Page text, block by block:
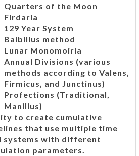
Quarters of the Moon
Firdaria
129 Year System
Balbillus method
Lunar Monomoiria
Annual Divisions (various
methods according to Valens,
Firmicus, and Junctinus)
Profections (Traditional,
Manilius)
to create cumulative
that use multiple time
systems with different
parameters.